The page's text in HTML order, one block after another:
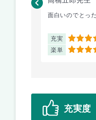
面白いのでとっ
充実 5
楽単 5
充実度